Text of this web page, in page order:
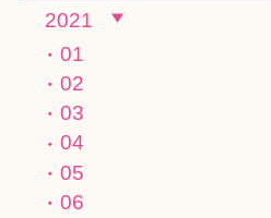
2021
01
02
03
04
05
06